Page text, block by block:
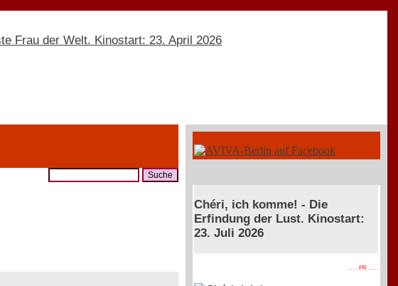
Chéri, ich komme! - Die
Erfindung der Lust. Kinostart:
23. Juli 2026
. . . . PR . . . .